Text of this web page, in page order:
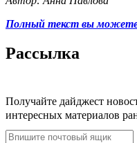
Полный текст вы
Рассылка
Получайте дайджест
интересных материалов